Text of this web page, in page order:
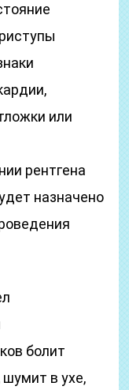
или
рентгена
назначено
болит
шумит в ухе,